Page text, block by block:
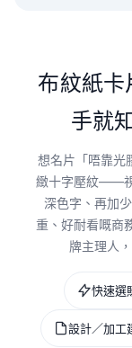
布紋紙卡
手就
想名片「唔靠光
緻十字壓紋——視
深色字、再加
重、好耐看嘅商
牌主理人
快速選
設計／加工